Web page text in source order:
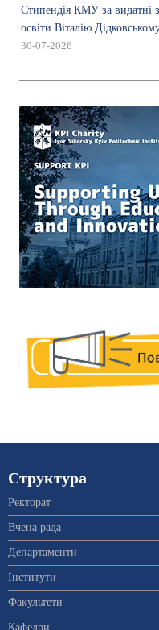
Стипендія КМУ за видатні
освіти Віталію
30-07-2026
Структура
Ректорат
Вчена рада
Департаменти
Інститути
Факультети
Кафедри